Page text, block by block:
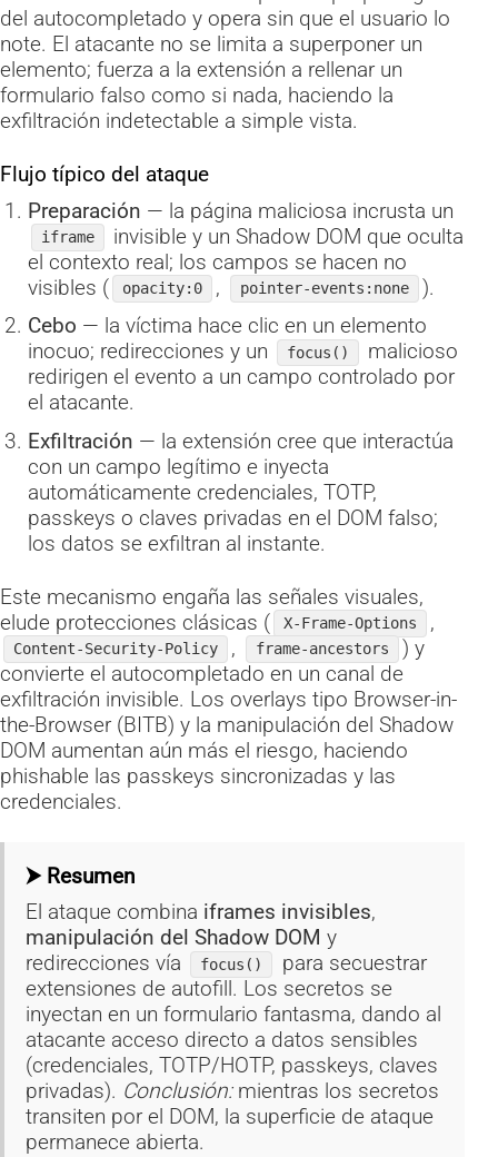
del autocompletado y opera sin que el usuario lo
note. El atacante no se limita a superponer un
elemento; fuerza a la extensión a rellenar un
formulario falso como si nada, haciendo la
exfiltración indetectable a simple vista.
Flujo típico del ataque
Preparación — la página maliciosa incrusta un
iframe
invisible y un Shadow DOM que oculta
el contexto real; los campos se hacen no
visibles (
opacity:0 , pointer-events:none
).
Cebo — la víctima hace clic en un elemento
inocuo; redirecciones y un
focus()
malicioso
redirigen el evento a un campo controlado por
el atacante.
Exfiltración — la extensión cree que interactúa
con un campo legítimo e inyecta
automáticamente credenciales, TOTP,
passkeys o claves privadas en el DOM falso;
los datos se exfiltran al instante.
Este mecanismo engaña las señales visuales,
elude protecciones clásicas (
X-Frame-Options ,
Content-Security-Policy , frame-ancestors
) y
convierte el autocompletado en un canal de
exfiltración invisible. Los overlays tipo Browser-in-
the-Browser (BITB) y la manipulación del Shadow
DOM aumentan aún más el riesgo, haciendo
phishable las passkeys sincronizadas y las
credenciales.
⮞ Resumen
El ataque combina iframes invisibles,
manipulación del Shadow DOM y
redirecciones vía
focus()
para secuestrar
extensiones de autofill. Los secretos se
inyectan en un formulario fantasma, dando al
atacante acceso directo a datos sensibles
(credenciales, TOTP/HOTP, passkeys, claves
privadas). Conclusión:mientras los secretos
transiten por el DOM, la superficie de ataque
permanece abierta.